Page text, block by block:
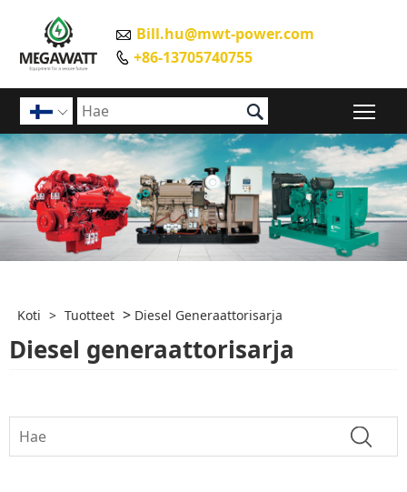
 Bill.hu@mwt-power.com
 +86-13705740755
 
Koti > Tuotteet > Diesel Generaattorisarja
Diesel generaattorisarja